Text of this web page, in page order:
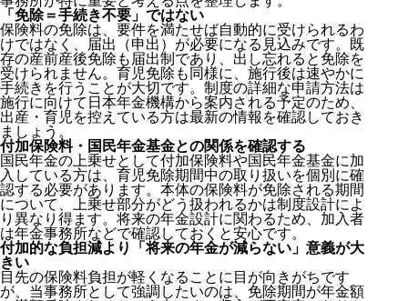
「免除＝手続き不要」ではない
保険料の免除は、要件を満たせば自動的に受けられるわ
けではなく、届出（申出）が必要になる見込みです。既
存の産前産後免除も届出制であり、出し忘れると免除を
受けられません。育児免除も同様に、施行後は速やかに
手続きを行うことが大切です。制度の詳細な申請方法は
施行に向けて日本年金機構から案内される予定のため、
出産・育児を控えている方は最新の情報を確認しておき
ましょう。
付加保険料・国民年金基金との関係を確認する
国民年金の上乗せとして付加保険料や国民年金基金に加
入している方は、育児免除期間中の取り扱いを個別に確
認する必要があります。本体の保険料が免除される期間
について、上乗せ部分がどう扱われるかは制度設計によ
り異なり得ます。将来の年金設計に関わるため、加入者
は年金事務所などで確認しておくと安心です。
付加的な負担減より「将来の年金が減らない」意義が大
きい
目先の保険料負担が軽くなることに目が向きがちです
が、当事務所として強調したいのは、免除期間が年金額